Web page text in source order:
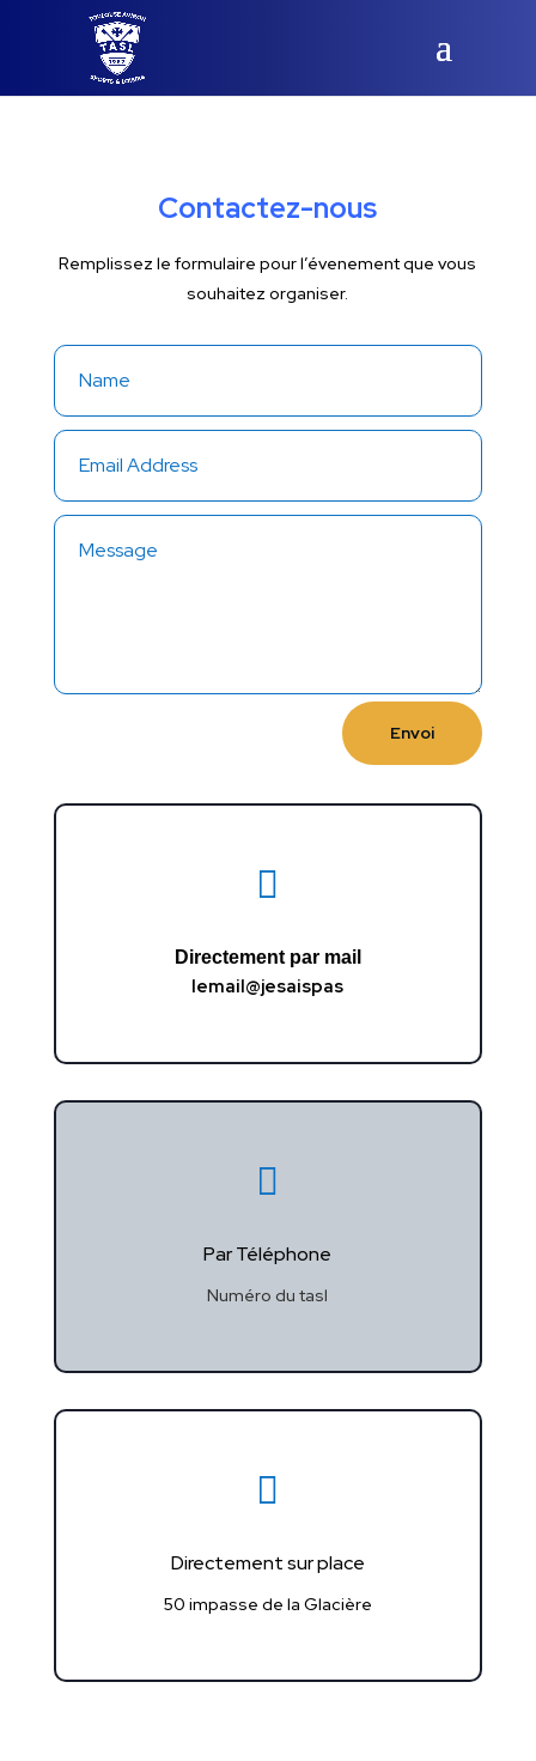
Contactez-nous
Remplissez le formulaire pour l’évenement que vous
souhaitez organiser.
Envoi

Directement par mail
lemail@jesaispas

Par Téléphone
Numéro du tasl

Directement sur place
50 impasse de la Glacière